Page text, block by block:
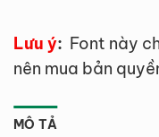
Lưu ý: Font này
nên mua bản
MÔ TẢ